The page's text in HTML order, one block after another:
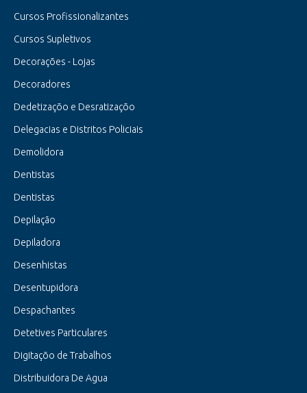
Cursos Profissionalizantes
Cursos Supletivos
Decorações - Lojas
Decoradores
Dedetizaçõo e Desratizaçõo
Delegacias e Distritos Policiais
Demolidora
Dentistas
Dentistas
Depilação
Depiladora
Desenhistas
Desentupidora
Despachantes
Detetives Particulares
Digitaçõo de Trabalhos
Distribuidora De Agua